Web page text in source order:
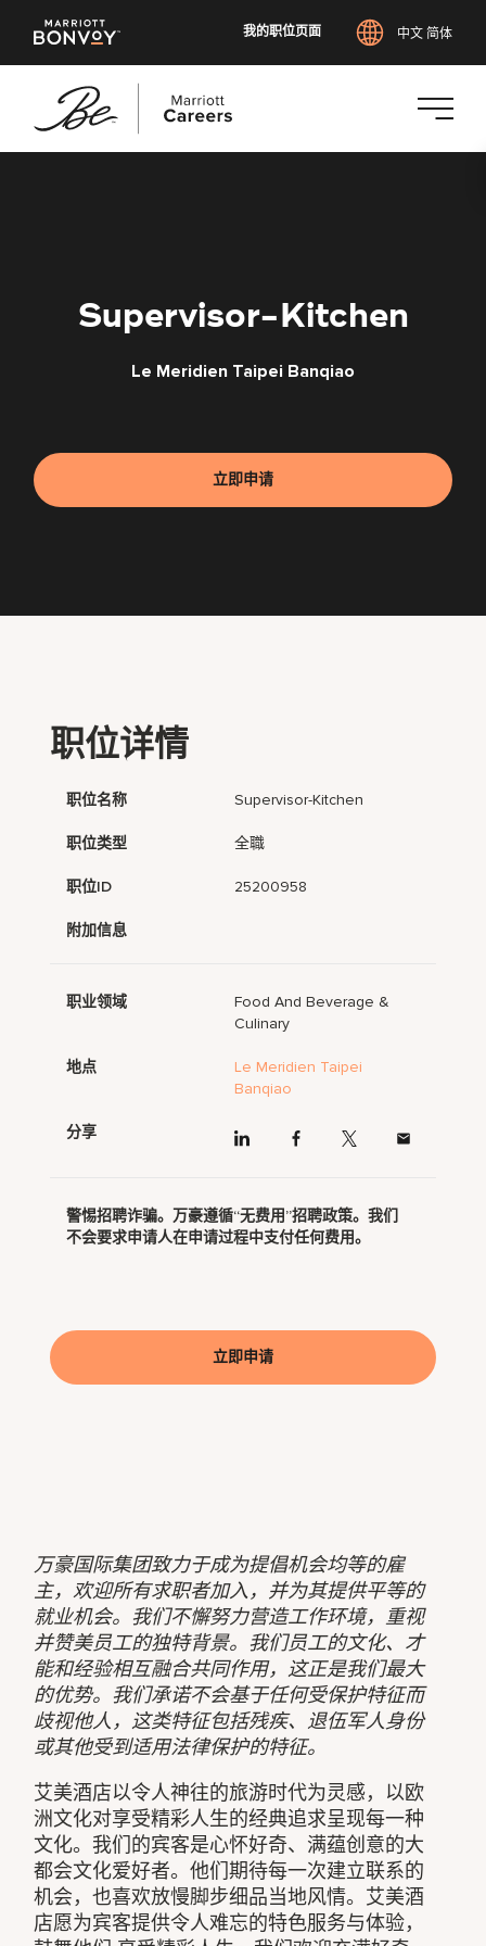
我的职位页面 中文 简体
Supervisor-Kitchen
Le Meridien Taipei Banqiao
立即申请
万豪国际集团致力于成为提倡机会均等的雇
主，欢迎所有求职者加入，并为其提供平等的
就业机会。我们不懈努力营造工作环境，重视
并赞美员工的独特背景。我们员工的文化、才
能和经验相互融合共同作用，这正是我们最大
的优势。我们承诺不会基于任何受保护特征而
歧视他人，这类特征包括残疾、退伍军人身份
或其他受到适用法律保护的特征。
艾美酒店以令人神往的旅游时代为灵感，以欧
洲文化对享受精彩人生的经典追求呈现每一种
文化。我们的宾客是心怀好奇、满蕴创意的大
都会文化爱好者。他们期待每一次建立联系的
机会，也喜欢放慢脚步细品当地风情。艾美酒
店愿为宾客提供令人难忘的特色服务与体验，
职位详情
职位名称 Supervisor-Kitchen
职位类型 全職
职位ID 25200958
附加信息
职业领域
Food And Beverage &
Culinary
地点
Le Meridien Taipei
Banqiao
分享
警惕招聘诈骗。万豪遵循“无费用”招聘政策。我们
不会要求申请人在申请过程中支付任何费用。
立即申请